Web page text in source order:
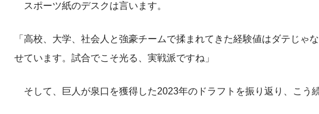
スポーツ紙のデスクは言います。
「高校、大学、社会人と強豪チームで揉まれてきた経験値はダテじ
せています。試合でこそ光る、実戦派ですね」
そして、巨人が泉口を獲得した2023年のドラフトを振り返り、こう